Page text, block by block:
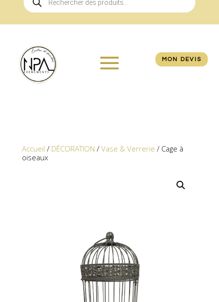
de
produits
MON DEVIS
Accueil / DÉCORATION / Vase & Verrerie / Cage à
oiseaux